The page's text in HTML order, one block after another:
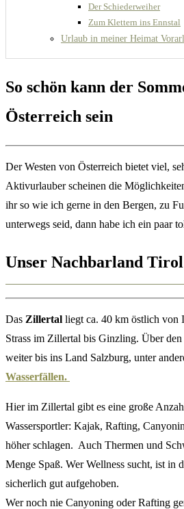
Der Schiederweiher
Zum Klettern ins Ennstal
Urlaub in meiner Heimat
So schön kann der
Österreich sein
Der Westen von Österreich bietet viel,
Aktivurlauber scheinen die
ihr so wie ich gerne in den Bergen, zu
unterwegs seid, dann habe ich ein paar
Unser Nachbarland
Das Zillertal liegt ca. 40 km östlich von
Strass im Zillertal bis Ginzling. Über
weiter bis ins Land Salzburg, unter
Wasserfällen.
Hier im Zillertal gibt es eine große
Wassersportler: Kajak, Rafting,
höher schlagen. Auch Thermen und
Menge Spaß. Wer Wellness sucht, ist in
sicherlich gut aufgehoben.
Wer noch nie Canyoning oder Rafting